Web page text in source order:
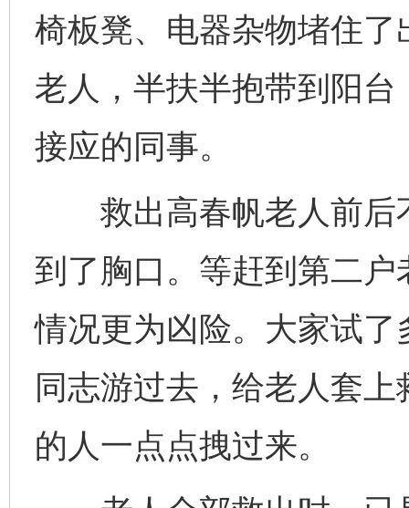
椅板凳、电器杂物堵住
老人，半扶半抱带到阳
接应的同事。
救出高春帆老人前后
到了胸口。等赶到第二
情况更为凶险。大家试
同志游过去，给老人套
的人一点点拽过来。